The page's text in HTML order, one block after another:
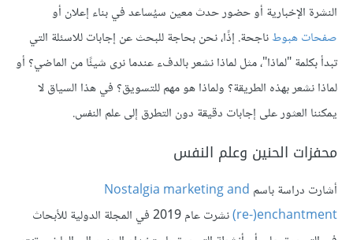
النشرة الإخبارية أو حضور حدث معين سيُساعد في بناء إعلان أو
صفحات هبوطناجحة. إذًا، نحن بحاجة للبحث عن إجابات للاسئلة التي
تبدأ بكلمة "لماذا"، مثل لماذا نشعر بالدفء عندما نرى شيئًا من الماضي؟ أو
لماذا نشعر بهذه الطريقة؟ ولماذا هو مهم للتسويق؟ في هذا السياق لا
يمكننا العثور على إجابات دقيقة دون التطرق إلى علم النفس.
محفزات الحنين وعلم النفس
أشارت دراسة باسم Nostalgia marketing and
(re-)enchantment
نشرت عام 2019 في المجلة الدولية للأبحاث